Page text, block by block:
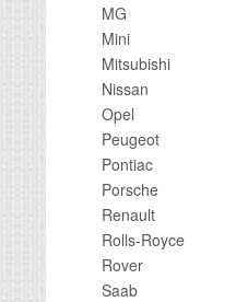
MG
Mini
Mitsubishi
Nissan
Opel
Peugeot
Pontiac
Porsche
Renault
Rolls-Royce
Rover
Saab